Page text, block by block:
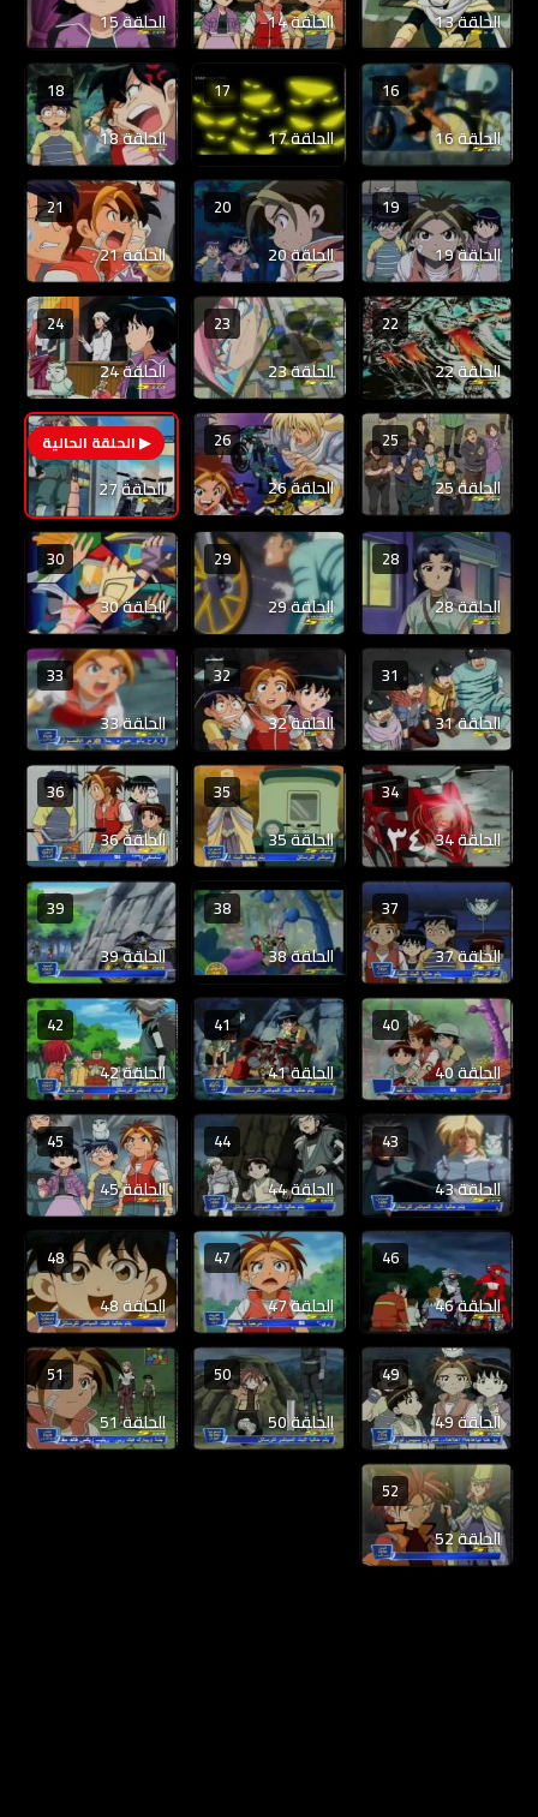
الحلقة 13 الحلقة 14 الحلقة 15
16
الحلقة 16
17
الحلقة 17
18
الحلقة 18
19
الحلقة 19
20
الحلقة 20
21
الحلقة 21
22
الحلقة 22
23
الحلقة 23
24
الحلقة 24
25
الحلقة 25
26
الحلقة 26
27
الحلقة 27
28
الحلقة 28
29
الحلقة 29
30
الحلقة 30
31
الحلقة 31
32
الحلقة 32
33
الحلقة 33
34
الحلقة 34
35
الحلقة 35
36
الحلقة 36
37
الحلقة 37
38
الحلقة 38
39
الحلقة 39
40
الحلقة 40
41
الحلقة 41
42
الحلقة 42
43
الحلقة 43
44
الحلقة 44
45
الحلقة 45
46
الحلقة 46
47
الحلقة 47
48
الحلقة 48
49
الحلقة 49
50
الحلقة 50
51
الحلقة 51
52
الحلقة 52